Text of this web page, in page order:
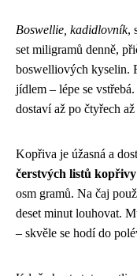
Boswellie, kadidlovník,
set miligramů denně,
boswelliových kyselin.
jídlem – lépe se
dostaví až po čtyřech
Kopřiva je úžasná a
čerstvých listů kopřivy
osm gramů. Na čaj
deset minut louhovat.
– skvěle se hodí do